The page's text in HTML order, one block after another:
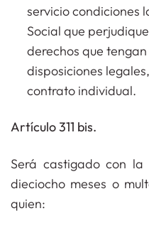
servicio condiciones
Social que
derechos que
disposiciones
contrato individual.
Artículo 311 bis.
Será castigado con
dieciocho meses o
quien: